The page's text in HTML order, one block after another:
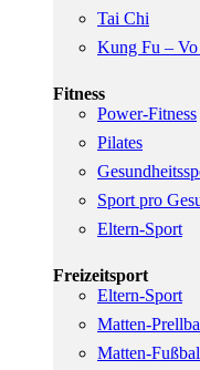
Tai Chi
Kung Fu –
Fitness
Power-Fitness
Pilates
Sport pro
Eltern-Sport
Freizeitsport
Eltern-Sport
Matten-
Matten-